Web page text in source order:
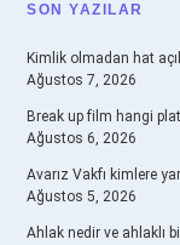
SON YAZILAR
Kimlik olmadan hat
Ağustos 7, 2026
Break up film hangi
Ağustos 6, 2026
Avarız Vakfı kimlere
Ağustos 5, 2026
Ahlak nedir ve ahlaklı